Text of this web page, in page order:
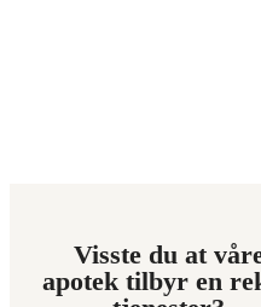
Visste du at
apotek tilbyr en